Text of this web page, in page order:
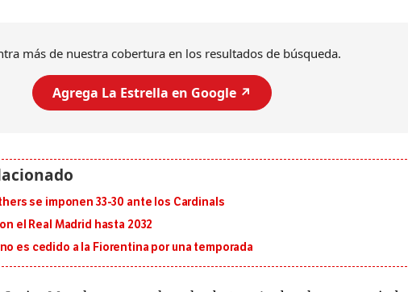
más de nuestra cobertura en los resultados de búsqueda.
Agrega La Estrella en Google ↗️
se imponen 33-30 ante los Cardinals
el Real Madrid hasta 2032
es cedido a la Fiorentina por una temporada
al sur de Japón, provocando una